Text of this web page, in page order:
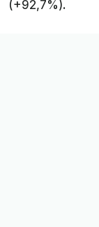
(+92,7%).